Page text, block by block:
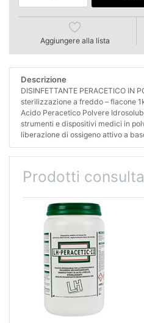
Aggiungere alla lista
Descrizione
DISINFETTANTE PERACETICO IN
sterilizzazione a freddo – flacone
Acido Peracetico Polvere
strumenti e dispositivi medici in
liberazione di ossigeno attivo a
Prodotti